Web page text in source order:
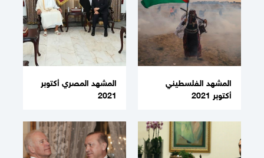
المشهد الفلسطيني
أكتوبر 2021
المشهد المصري أكتوبر
2021